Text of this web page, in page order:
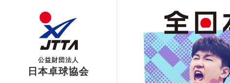
公益財団法人
日本卓球協会